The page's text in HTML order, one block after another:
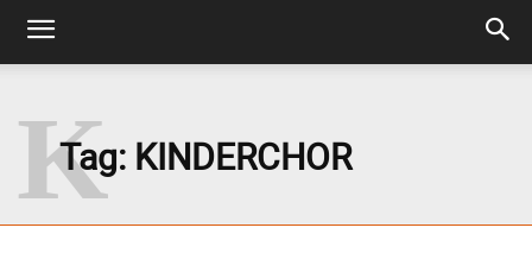
Tag: KINDERCHOR
K